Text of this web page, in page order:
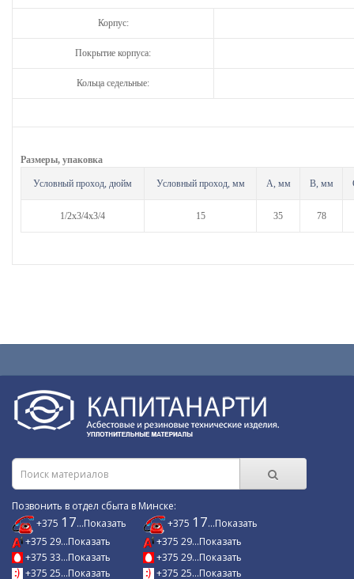
Корпус:
Покрытие корпуса:
Кольца седельные:
Размеры, упаковка
Условный проход, дюйм Условный проход, мм A, мм B, мм
1/2х3/4х3/4 15 35 78
Позвонить в отдел сбыта в Минске:
+375 17...Показать
+375 29...Показать
+375 33...Показать
+375 25...Показать
+375 17...Показать
+375 29...Показать
+375 29...Показать
+375 25...Показать